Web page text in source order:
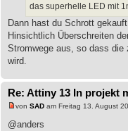
das superhelle LED mit
Dann hast du Schrott
Hinsichtlich Überschreiten
Stromwege aus, so dass die
wird.
Re: Attiny 13 In projekt
von SAD am Freitag 13. August
@anders